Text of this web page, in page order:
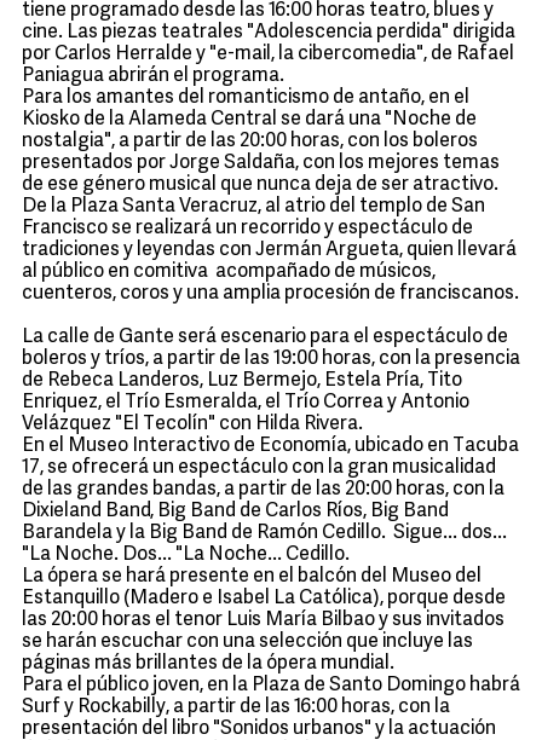
tiene programado desde las 16:00 horas teatro, blues y
cine. Las piezas teatrales "Adolescencia perdida" dirigida
por Carlos Herralde y "e-mail, la cibercomedia", de Rafael
Paniagua abrirán el programa.
Para los amantes del romanticismo de antaño, en el
Kiosko de la Alameda Central se dará una "Noche de
nostalgia", a partir de las 20:00 horas, con los boleros
presentados por Jorge Saldaña, con los mejores temas
de ese género musical que nunca deja de ser atractivo.
De la Plaza Santa Veracruz, al atrio del templo de San
Francisco se realizará un recorrido y espectáculo de
tradiciones y leyendas con Jermán Argueta, quien llevará
al público en comitiva acompañado de músicos,
cuenteros, coros y una amplia procesión de franciscanos.
La calle de Gante será escenario para el espectáculo de
boleros y tríos, a partir de las 19:00 horas, con la presencia
de Rebeca Landeros, Luz Bermejo, Estela Pría, Tito
Enriquez, el Trío Esmeralda, el Trío Correa y Antonio
Velázquez "El Tecolín" con Hilda Rivera.
En el Museo Interactivo de Economía, ubicado en Tacuba
17, se ofrecerá un espectáculo con la gran musicalidad
de las grandes bandas, a partir de las 20:00 horas, con la
Dixieland Band, Big Band de Carlos Ríos, Big Band
Barandela y la Big Band de Ramón Cedillo. Sigue... dos...
"La Noche. Dos... "La Noche... Cedillo.
La ópera se hará presente en el balcón del Museo del
Estanquillo (Madero e Isabel La Católica), porque desde
las 20:00 horas el tenor Luis María Bilbao y sus invitados
se harán escuchar con una selección que incluye las
páginas más brillantes de la ópera mundial.
Para el público joven, en la Plaza de Santo Domingo habrá
Surf y Rockabilly, a partir de las 16:00 horas, con la
presentación del libro "Sonidos urbanos" y la actuación